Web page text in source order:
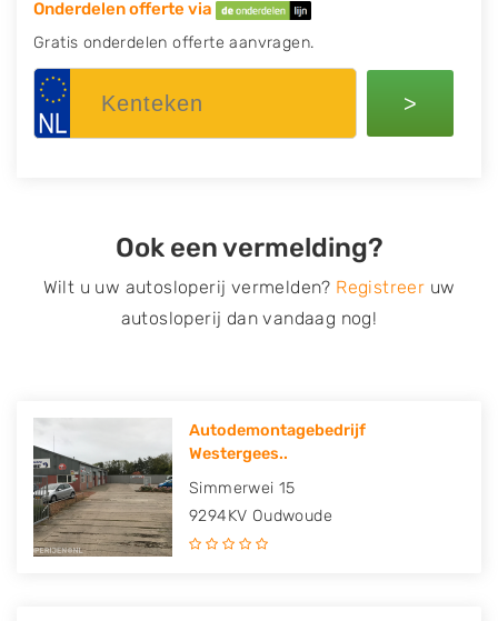
Onderdelen offerte via
Gratis onderdelen offerte aanvragen.
>
Ook een vermelding?
Wilt u uw autosloperij vermelden? Registreer uw
autosloperij dan vandaag nog!
Autodemontagebedrijf
Westergees..
Simmerwei 15
9294KV Oudwoude